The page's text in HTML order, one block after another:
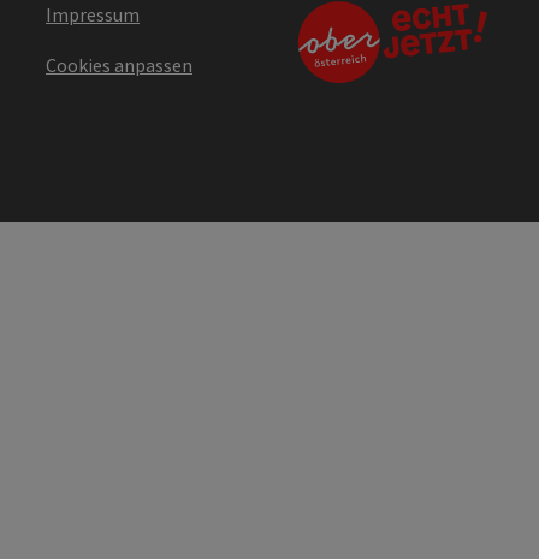
Impressum
Cookies anpassen